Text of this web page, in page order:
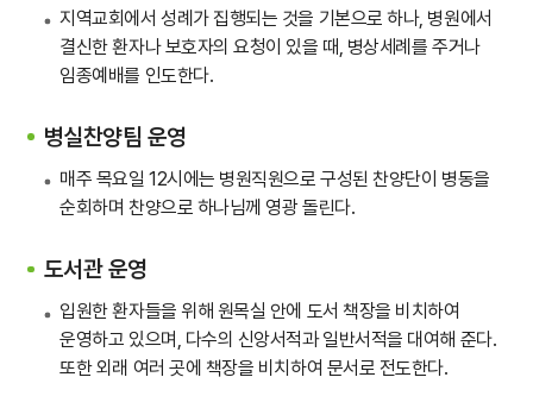
지역교회에서 성례가 집행되는 것을 기본으로 하나, 병원에서
결신한 환자나 보호자의 요청이 있을 때, 병상세례를 주거나
임종예배를 인도한다.
병실찬양팀 운영
매주 목요일 12시에는 병원직원으로 구성된 찬양단이 병동을
순회하며 찬양으로 하나님께 영광 돌린다.
도서관 운영
입원한 환자들을 위해 원목실 안에 도서 책장을 비치하여
운영하고 있으며, 다수의 신앙서적과 일반서적을 대여해 준다.
또한 외래 여러 곳에 책장을 비치하여 문서로 전도한다.